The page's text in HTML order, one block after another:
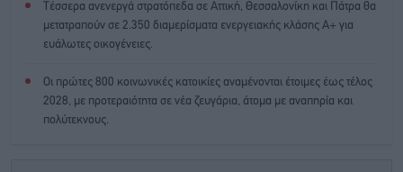
Τέσσερα ανενεργά στρατόπεδα σε Αττική, Θεσσαλονίκη και Πάτρα θα
μετατραπούν σε 2.350 διαμερίσματα ενεργειακής κλάσης Α+ για
ευάλωτες οικογένειες.
Οι πρώτες 800 κοινωνικές κατοικίες αναμένονται έτοιμες έως τέλος
2028, με προτεραιότητα σε νέα ζευγάρια, άτομα με αναπηρία και
πολύτεκνους.